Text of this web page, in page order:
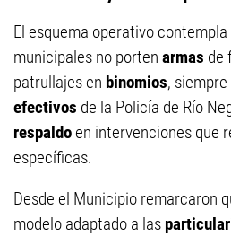
El esquema operativo
municipales no porten armas de
patrullajes en binomios,
efectivos de la Policía de Río
respaldoen intervenciones que
específicas.
Desde el Municipio remarcaron
modelo adaptado a las